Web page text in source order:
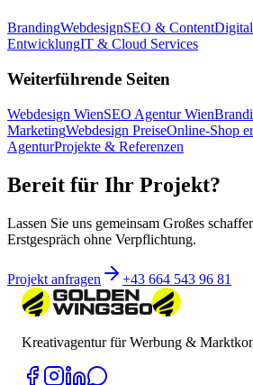
BrandingWebdesignSEO & Content
EntwicklungIT & Cloud Services
Weiterführende Seiten
Webdesign WienSEO Agentur Wien
MarketingWebdesign PreiseOnline-Shop
AgenturProjekte & Referenzen
Bereit für Ihr Projekt?
Lassen Sie uns gemeinsam Großes
Erstgespräch ohne Verpflichtung.
Projekt anfragen +43 664 543 96 81
Kreativagentur für Werbung &